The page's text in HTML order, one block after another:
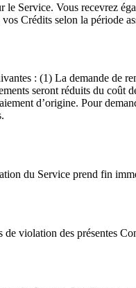
Service. Vous recevrez
Crédits selon la période
: (1) La demande de
seront réduits du coût
d’origine. Pour
du Service prend fin
violation des présentes